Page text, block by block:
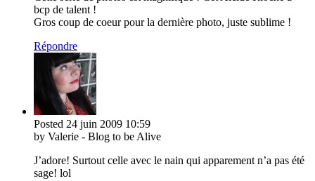
bcp de talent !
Gros coup de coeur pour la dernière photo, juste sublime !
Répondre
Posted 24 juin 2009 10:59
by Valerie - Blog to be Alive
J’adore! Surtout celle avec le nain qui apparement n’a pas été
sage! lol